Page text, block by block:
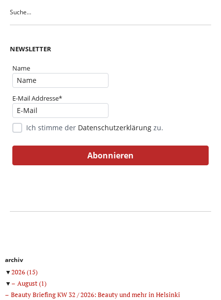
NEWSLETTER
Name
E-Mail Addresse*
Ich stimme der Datenschutzerklärung zu.
archiv
▼2026(15)
▼
August(1)
Beauty Briefing KW 32 / 2026: Beauty und mehr in Helsinki